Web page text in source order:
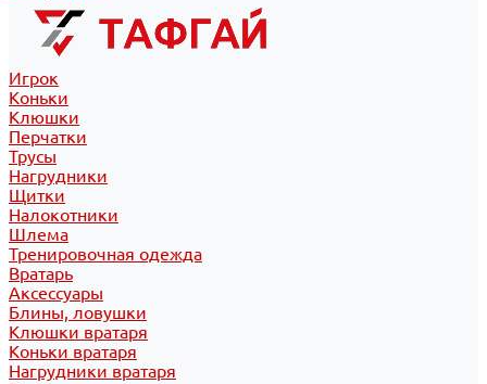
Игрок
Коньки
Клюшки
Перчатки
Трусы
Нагрудники
Щитки
Налокотники
Шлема
Тренировочная одежда
Вратарь
Аксессуары
Блины, ловушки
Клюшки вратаря
Коньки вратаря
Нагрудники вратаря